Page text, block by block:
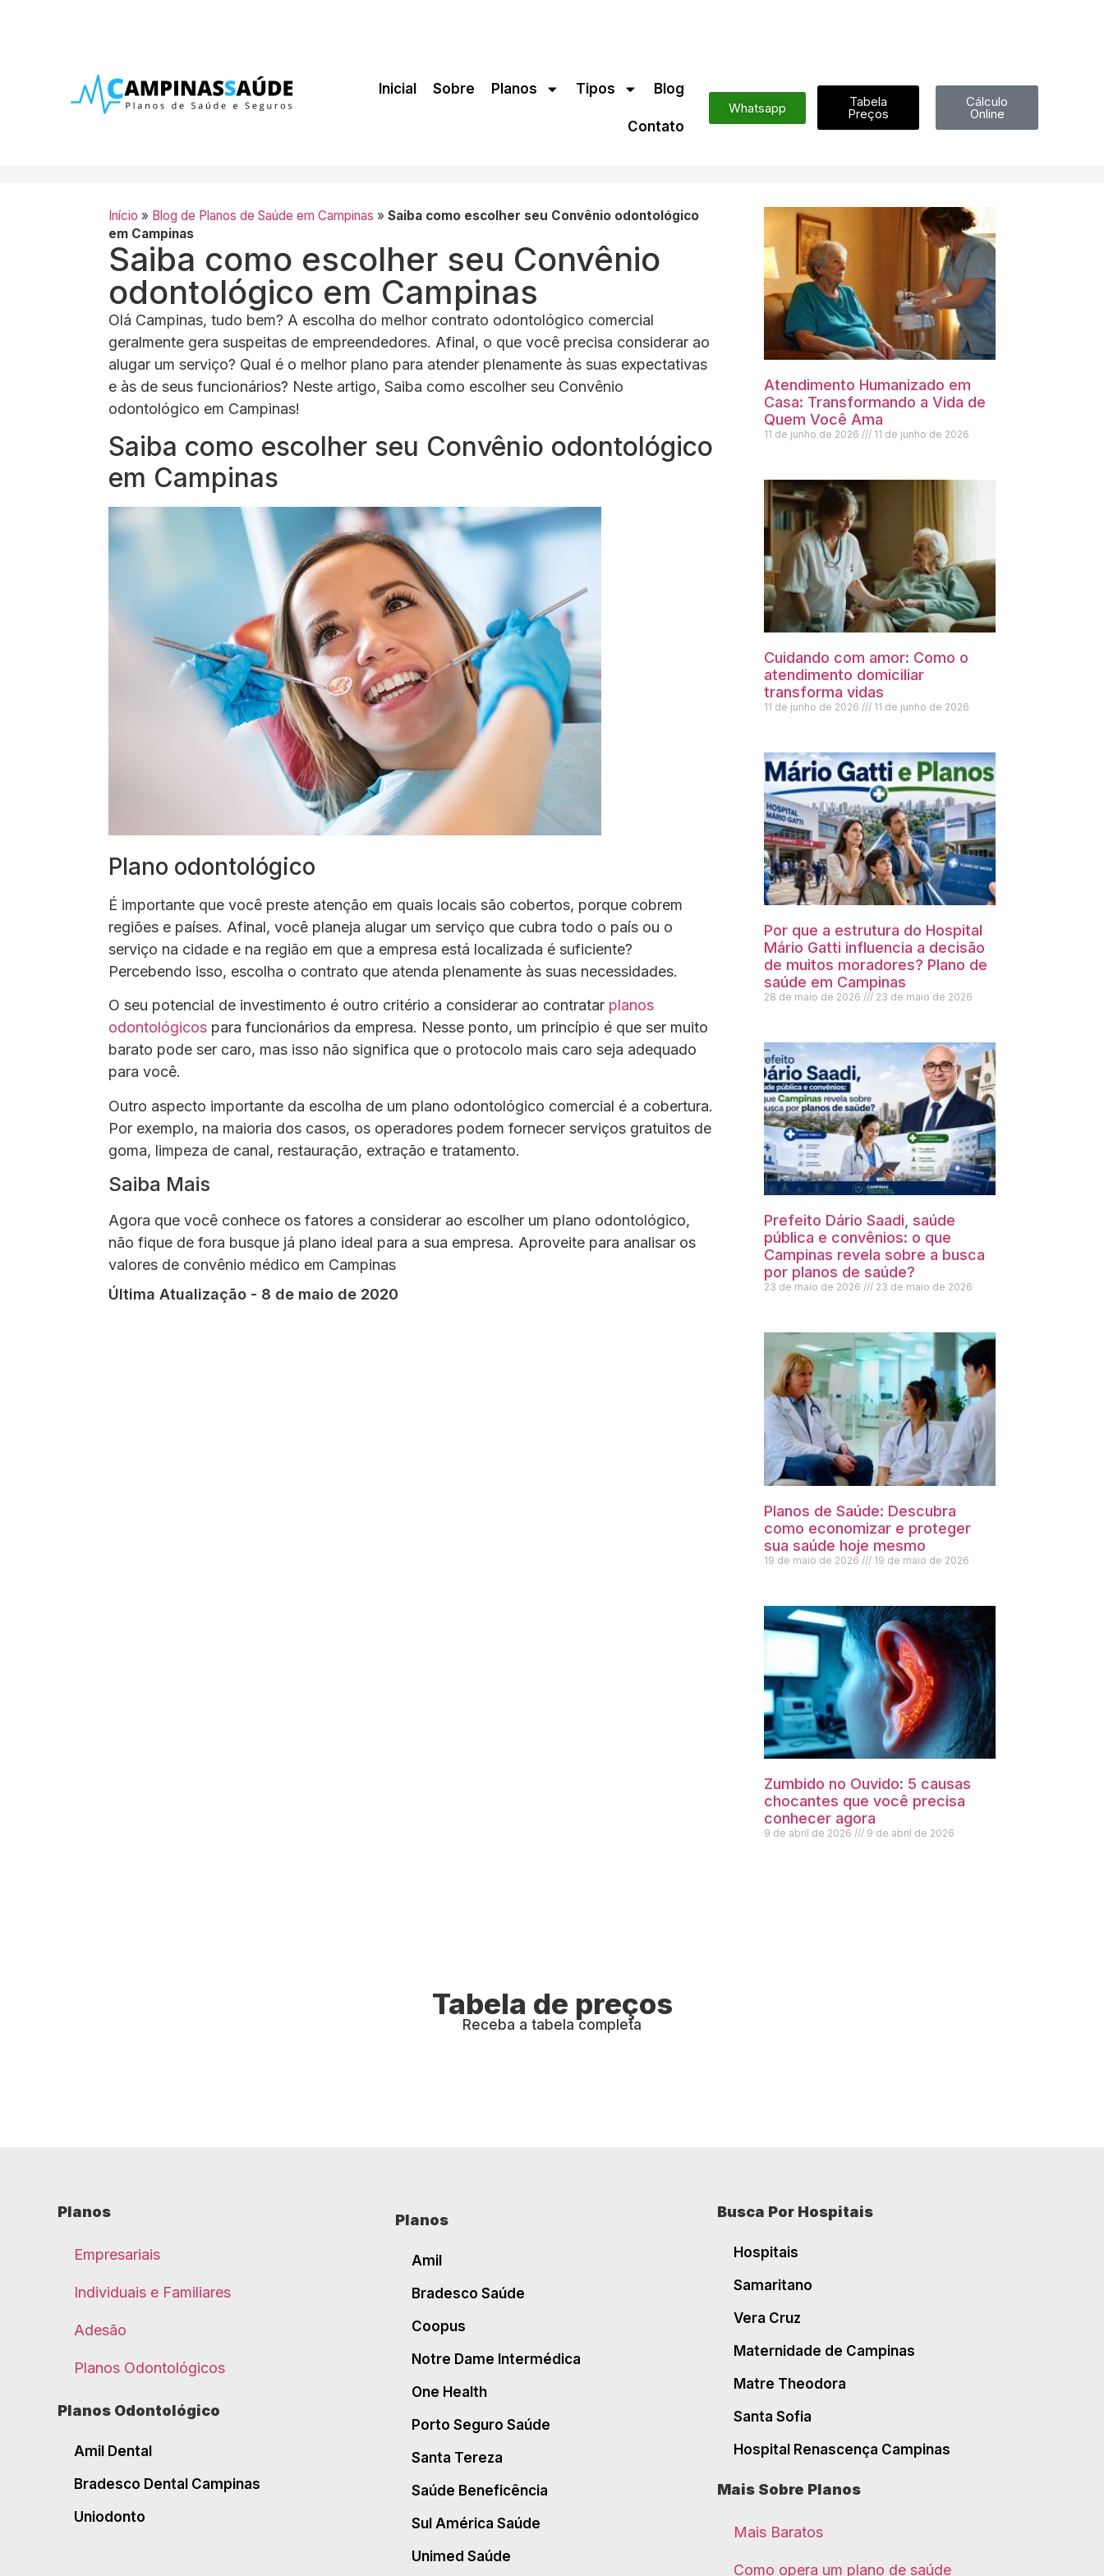
Inicial Sobre Planos Tipos Blog
Contato
Whatsapp Tabela
Preços
Cálculo
Online
Início » Blog de Planos de Saúde em Campinas » Saiba como escolher seu Convênio odontológico
em Campinas
Saiba como escolher seu Convênio
odontológico em Campinas
Olá Campinas, tudo bem? A escolha do melhor contrato odontológico comercial
geralmente gera suspeitas de empreendedores. Afinal, o que você precisa considerar ao
alugar um serviço? Qual é o melhor plano para atender plenamente às suas expectativas
e às de seus funcionários? Neste artigo, Saiba como escolher seu Convênio
odontológico em Campinas!
Saiba como escolher seu Convênio odontológico
em Campinas
Plano odontológico
É importante que você preste atenção em quais locais são cobertos, porque cobrem
regiões e países. Afinal, você planeja alugar um serviço que cubra todo o país ou o
serviço na cidade e na região em que a empresa está localizada é suficiente?
Percebendo isso, escolha o contrato que atenda plenamente às suas necessidades.
O seu potencial de investimento é outro critério a considerar ao contratar planos
odontológicos para funcionários da empresa. Nesse ponto, um princípio é que ser muito
barato pode ser caro, mas isso não significa que o protocolo mais caro seja adequado
para você.
Outro aspecto importante da escolha de um plano odontológico comercial é a cobertura.
Por exemplo, na maioria dos casos, os operadores podem fornecer serviços gratuitos de
goma, limpeza de canal, restauração, extração e tratamento.
Saiba Mais
Agora que você conhece os fatores a considerar ao escolher um plano odontológico,
não fique de fora busque já plano ideal para a sua empresa. Aproveite para analisar os
valores de convênio médico em Campinas
Última Atualização - 8 de maio de 2020
Atendimento Humanizado em
Casa: Transformando a Vida de
Quem Você Ama
11 de junho de 2026 11 de junho de 2026
Cuidando com amor: Como o
atendimento domiciliar
transforma vidas
11 de junho de 2026 11 de junho de 2026
Por que a estrutura do Hospital
Mário Gatti influencia a decisão
de muitos moradores? Plano de
saúde em Campinas
28 de maio de 2026 23 de maio de 2026
Prefeito Dário Saadi, saúde
pública e convênios: o que
Campinas revela sobre a busca
por planos de saúde?
23 de maio de 2026 23 de maio de 2026
Planos de Saúde: Descubra
como economizar e proteger
sua saúde hoje mesmo
19 de maio de 2026 19 de maio de 2026
Zumbido no Ouvido: 5 causas
chocantes que você precisa
conhecer agora
9 de abril de 2026 9 de abril de 2026
Tabela de preços
Receba a tabela completa
Planos
Empresariais
Individuais e Familiares
Adesão
Planos Odontológicos
Planos Odontológico
Amil Dental
Bradesco Dental Campinas
Uniodonto
Planos
Amil
Bradesco Saúde
Coopus
Notre Dame Intermédica
One Health
Porto Seguro Saúde
Santa Tereza
Saúde Beneficência
Sul América Saúde
Unimed Saúde
Busca Por Hospitais
Hospitais
Samaritano
Vera Cruz
Maternidade de Campinas
Matre Theodora
Santa Sofia
Hospital Renascença Campinas
Mais Sobre Planos
Mais Baratos
Como opera um plano de saúde